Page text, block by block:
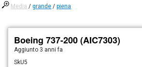
Media /grande /piena
Boeing 737-200 (AIC7303)
Aggiunto 3 anni fa
SkU5